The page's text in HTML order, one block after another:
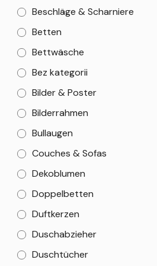
Beschläge & Scharniere
Betten
Bettwäsche
Bez kategorii
Bilder & Poster
Bilderrahmen
Bullaugen
Couches & Sofas
Dekoblumen
Doppelbetten
Duftkerzen
Duschabzieher
Duschtücher